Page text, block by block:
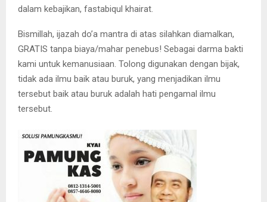
dalam kebajikan, fastabiqul khairat.
Bismillah, ijazah do’a mantra di atas silahkan diamalkan,
GRATIS tanpa biaya/mahar penebus! Sebagai darma bakti
kami untuk kemanusiaan. Tolong digunakan dengan bijak,
tidak ada ilmu baik atau buruk, yang menjadikan ilmu
tersebut baik atau buruk adalah hati pengamal ilmu
tersebut.